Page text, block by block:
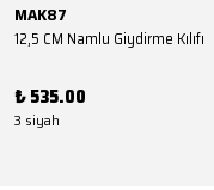
MAK87
12,5 CM Namlu Giydirme Kılıfı
₺ 535.00
3 siyah